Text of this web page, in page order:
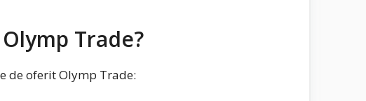
Trade?
de oferit Olymp Trade: